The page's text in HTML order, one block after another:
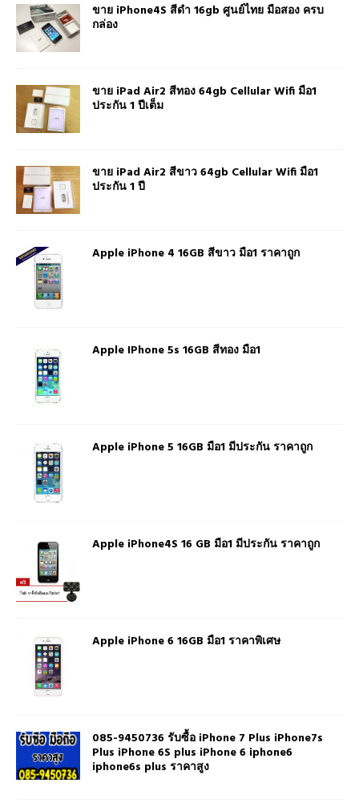
ขาย iPhone4S สีดำ 16gb ศูนย์ไทย มือสอง ครบ
กล่อง
ขาย iPad Air2 สีทอง 64gb Cellular Wifi มือ1
ประกัน 1 ปีเต็ม
ขาย iPad Air2 สีขาว 64gb Cellular Wifi มือ1
ประกัน 1 ปี
Apple iPhone 4 16GB สีขาว มือ1 ราคาถูก
Apple IPhone 5s 16GB สีทอง มือ1
Apple iPhone 5 16GB มือ1 มีประกัน ราคาถูก
Apple iPhone4S 16 GB มือ1 มีประกัน ราคาถูก
Apple iPhone 6 16GB มือ1 ราคาพิเศษ
085-9450736 รับซื้อ iPhone 7 Plus iPhone7s
Plus iPhone 6S plus iPhone 6 iphone6
iphone6s plus ราคาสูง